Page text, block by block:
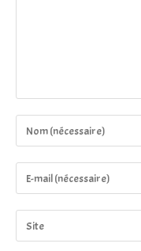
your
name
comment
your
email
address
Saisir
l’URL